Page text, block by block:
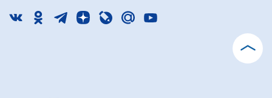
Челябинская область